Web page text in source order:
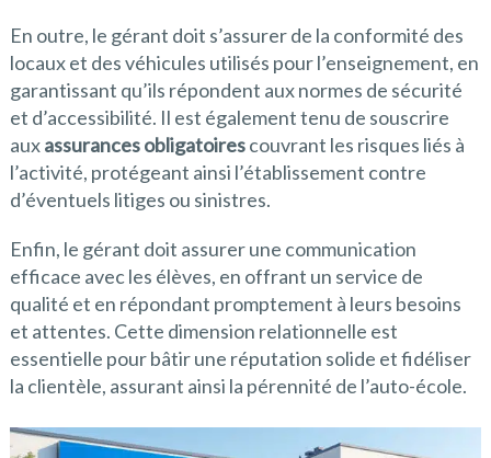
En outre, le gérant doit s’assurer de la conformité des
locaux et des véhicules utilisés pour l’enseignement, en
garantissant qu’ils répondent aux normes de sécurité
et d’accessibilité. Il est également tenu de souscrire
auxassurances obligatoirescouvrant les risques liés à
l’activité, protégeant ainsi l’établissement contre
d’éventuels litiges ou sinistres.
Enfin, le gérant doit assurer une communication
efficace avec les élèves, en offrant un service de
qualité et en répondant promptement à leurs besoins
et attentes. Cette dimension relationnelle est
essentielle pour bâtir une réputation solide et fidéliser
la clientèle, assurant ainsi la pérennité de l’auto-école.